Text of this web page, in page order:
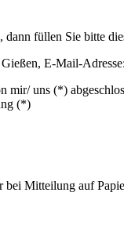
füllen Sie bitte
E-Mail-
uns (*)
(*)
bei Mitteilung auf